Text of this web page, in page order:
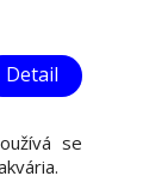
Detail
se